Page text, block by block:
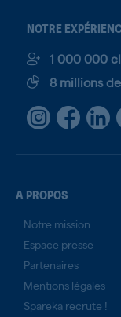
NOTRE
1 000 000
8 millions
A PROPOS
Notre mission
Espace presse
Partenaires
Mentions légales
Spareka recrute !